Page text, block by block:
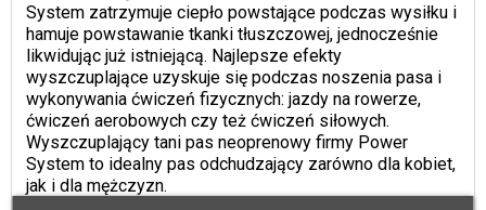
System zatrzymuje ciepło powstające podczas wysiłku i
hamuje powstawanie tkanki tłuszczowej, jednocześnie
likwidując już istniejącą. Najlepsze efekty
wyszczuplające uzyskuje się podczas noszenia pasa i
wykonywania ćwiczeń fizycznych: jazdy na rowerze,
ćwiczeń aerobowych czy też ćwiczeń siłowych.
Wyszczuplający tani pas neoprenowy firmy Power
System to idealny pas odchudzający zarówno dla kobiet,
jak i dla mężczyzn.